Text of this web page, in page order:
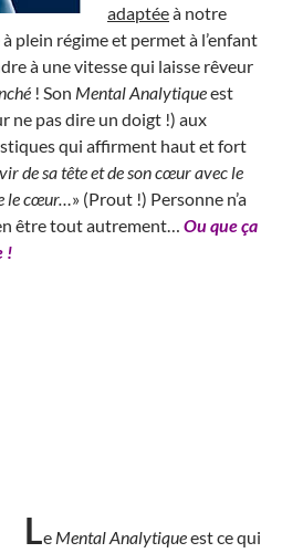
adaptéeà notre
plein régime et permet à l’enfant
à une vitesse qui laisse rêveur
! Son Mental Analytiqueest
ne pas dire un doigt !) aux
qui affirment haut et fort
de sa tête et de son cœur avec le
le cœur… » (Prout !) Personne n’a
être tout autrement… Ou que ça
!
Le Mental Analytiqueest ce qui